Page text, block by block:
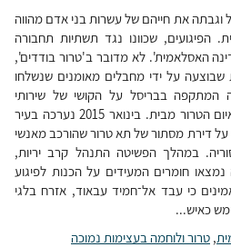
את חייהם של עשרות בני אדם מהווה
הפיגועים, שכוונו נגד תשתיות תחבורה
האסלאמית'. לא מדובר ב'טרור בודדים',
על ידי מחבלים מאומנים שנשלחו
המתקפה בבריסל על הקושי של שירותי
הביטחון באירופה להתמודד עם איום הטרור מבית. בינואר 2015 נערכה בעיר
על דירת מסתור של תא טרור שהורכב מאנשי
במהלך הפשיטה התנהל קרב יריות,
חומרים המעידים על הכנות לפיגוע
כי עבד אל־חמיד עבאוד, אזרח בלגי
כאיש...
, טרור ולוחמה בעצימות נמוכה